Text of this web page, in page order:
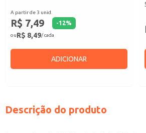
A partir de 3 unid.
R$ 7,49 -12%
ouR$ 8,49/ cada
ADICIONAR
Descrição do produto